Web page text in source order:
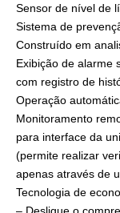
Sensor de nível de
Sistema de
Construído em
Exibição de alarme
com registro de
Operação
Monitoramento
para interface da
(permite realizar
apenas através de
Tecnologia de